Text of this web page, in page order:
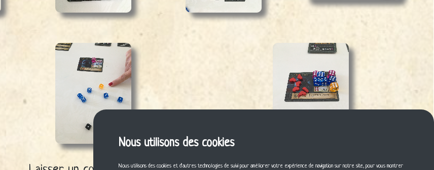
Nous utilisons des cookies
Nous utilisons des cookies et d'autres technologies de suivi pour améliorer votre expérience de navigation sur notre site, pour vous montrer